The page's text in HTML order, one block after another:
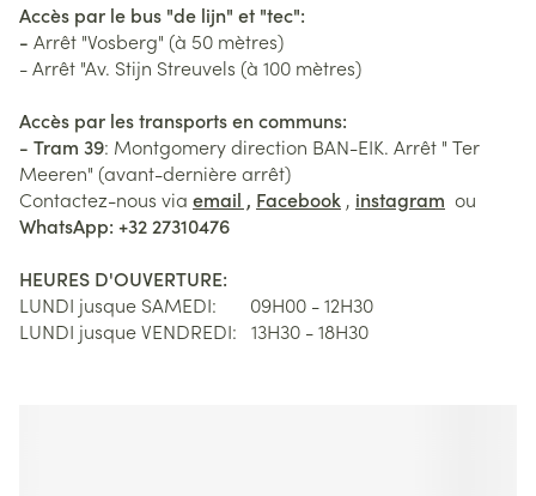
Accès par le bus "de lijn" et "tec":
- Arrêt "Vosberg" (à 50 mètres)
- Arrêt "Av. Stijn Streuvels (à 100 mètres)
Accès par les transports en communs:
- Tram 39: Montgomery direction BAN-EIK. Arrêt " Ter
Meeren" (avant-dernière arrêt)
Contactez-nous via email , Facebook , instagram ou
WhatsApp: +32 27310476
HEURES D'OUVERTURE:
LUNDI jusque SAMEDI: 09H00 - 12H30
LUNDI jusque VENDREDI: 13H30 - 18H30